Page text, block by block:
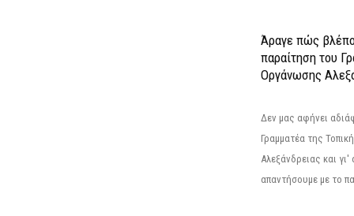
Άραγε πώς
παραίτηση του
Οργάνωσης
Δεν μας αφήνει
Γραμματέα της
Αλεξάνδρειας και γι'
απαντήσουμε με το